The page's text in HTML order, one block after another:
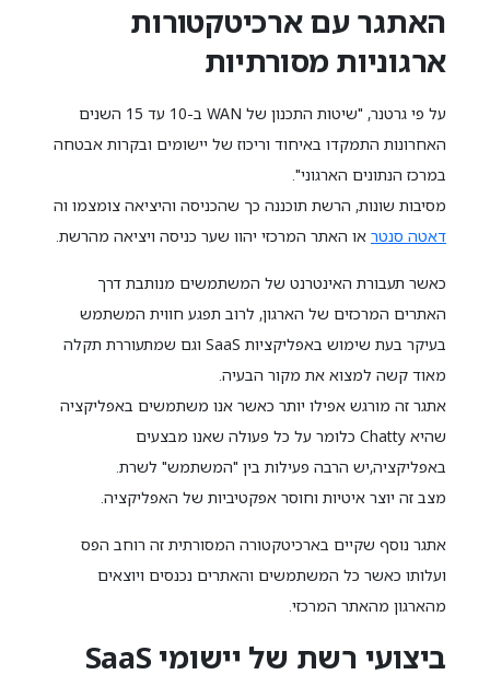
האתגר עם ארכיטקטורות
ארגוניות מסורתיות
על פי גרטנר, "שיטות התכנון של WAN ב-10 עד 15 השנים
האחרונות התמקדו באיחוד וריכוז של יישומים ובקרות אבטחה
במרכז הנתונים הארגוני".
מסיבות שונות, הרשת תוכננה כך שהכניסה והיציאה צומצמו וה
דאטה סנטר או האתר המרכזי יהוו שער כניסה ויציאה מהרשת.
כאשר תעבורת האינטרנט של המשתמשים מנותבת דרך
האתרים המרכזים של הארגון, לרוב תפגע חווית המשתמש
בעיקר בעת שימוש באפליקציות SaaS וגם שמתעוררת תקלה
מאוד קשה למצוא את מקור הבעיה.
אתגר זה מורגש אפילו יותר כאשר אנו משתמשים באפליקציה
שהיא Chatty כלומר על כל פעולה שאנו מבצעים
באפליקציה,יש הרבה פעילות בין "המשתמש" לשרת.
מצב זה יוצר איטיות וחוסר אפקטיביות של האפליקציה.
אתגר נוסף שקיים בארכיטקטורה המסורתית זה רוחב הפס
ועלותו כאשר כל המשתמשים והאתרים נכנסים ויוצאים
מהארגון מהאתר המרכזי.
ביצועי רשת של יישומי SaaS